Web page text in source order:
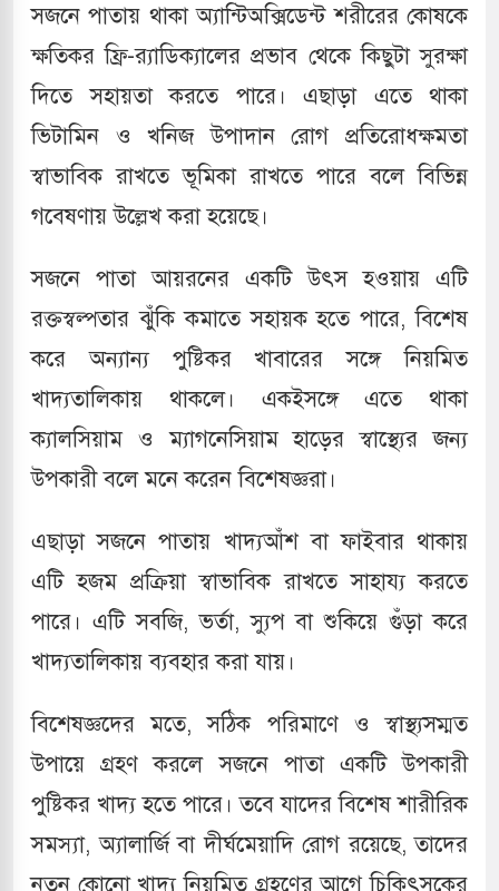
ঢলে ফুঁসে উঠেছে তিস্তা
মুক্তির দাবিতে পাকিস্তানজুড়ে পিটিআইয়ের আজ
কোরিয়ার ক্ষেপণাস্ত্র ইউনিট মোতায়েন করা হয়েছে:
সজনে পাতায় থাকা অ্যান্টিঅক্সিডেন্ট শরীরের কোষকে
ক্ষতিকর ফ্রি-র‍্যাডিক্যালের প্রভাব থেকে কিছুটা সুরক্ষা
দিতে সহায়তা করতে পারে। এছাড়া এতে থাকা
ভিটামিন ও খনিজ উপাদান রোগ প্রতিরোধক্ষমতা
স্বাভাবিক রাখতে ভূমিকা রাখতে পারে বলে বিভিন্ন
গবেষণায় উল্লেখ করা হয়েছে।
সজনে পাতা আয়রনের একটি উৎস হওয়ায় এটি
রক্তস্বল্পতার ঝুঁকি কমাতে সহায়ক হতে পারে, বিশেষ
করে অন্যান্য পুষ্টিকর খাবারের সঙ্গে নিয়মিত
খাদ্যতালিকায় থাকলে। একইসঙ্গে এতে থাকা
ক্যালসিয়াম ও ম্যাগনেসিয়াম হাড়ের স্বাস্থ্যের জন্য
উপকারী বলে মনে করেন বিশেষজ্ঞরা।
এছাড়া সজনে পাতায় খাদ্যআঁশ বা ফাইবার থাকায়
এটি হজম প্রক্রিয়া স্বাভাবিক রাখতে সাহায্য করতে
পারে। এটি সবজি, ভর্তা, স্যুপ বা শুকিয়ে গুঁড়া করে
খাদ্যতালিকায় ব্যবহার করা যায়।
বিশেষজ্ঞদের মতে, সঠিক পরিমাণে ও স্বাস্থ্যসম্মত
উপায়ে গ্রহণ করলে সজনে পাতা একটি উপকারী
পুষ্টিকর খাদ্য হতে পারে। তবে যাদের বিশেষ শারীরিক
সমস্যা, অ্যালার্জি বা দীর্ঘমেয়াদি রোগ রয়েছে, তাদের
নতুন কোনো খাদ্য নিয়মিত গ্রহণের আগে চিকিৎসকের